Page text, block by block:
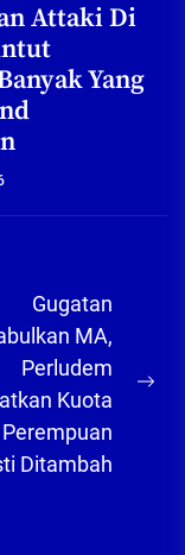
Attaki Di
Yang
Gugatan
MA,
Perludem
Kuota
Ditambah